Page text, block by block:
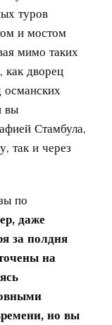
туров
и мостом
мимо таких
как дворец
османских
вы
Стамбула,
так и через
по
даже
за полдня
на
но вы